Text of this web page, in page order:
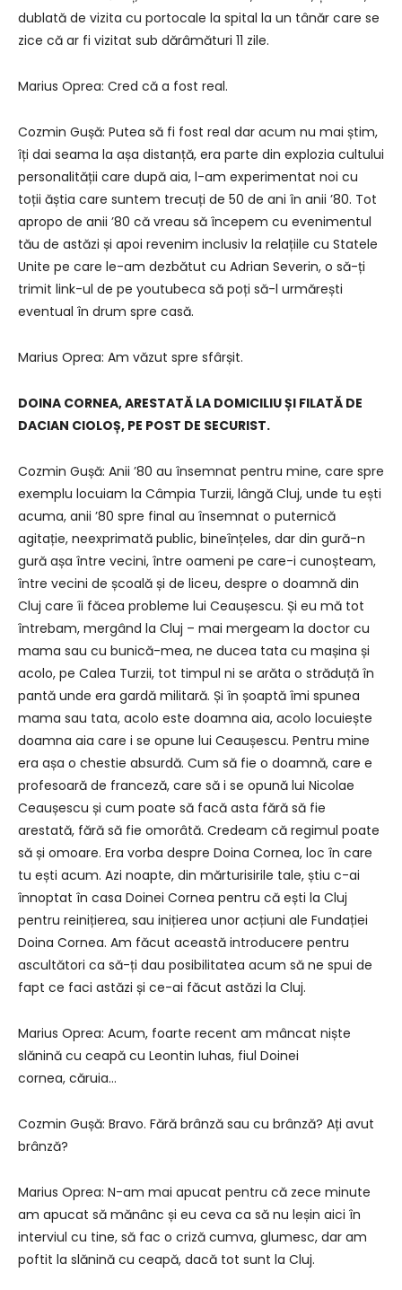
dublată de vizita cu portocale la spital la un tânăr care se
zice că ar fi vizitat sub dărâmături 11 zile.
Marius Oprea: Cred că a fost real.
Cozmin Gușă: Putea să fi fost real dar acum nu mai știm,
îți dai seama la așa distanță, era parte din explozia cultului
personalității care după aia, l-am experimentat noi cu
toții ăștia care suntem trecuți de 50 de ani în anii ʼ80. Tot
apropo de anii ʼ80 că vreau să începem cu evenimentul
tău de astăzi și apoi revenim inclusiv la relațiile cu Statele
Unite pe care le-am dezbătut cu Adrian Severin, o să-ți
trimit link-ul de pe youtubeca să poți să-l urmărești
eventual în drum spre casă.
Marius Oprea: Am văzut spre sfârșit.
DOINA CORNEA, ARESTATĂ LA DOMICILIU ȘI FILATĂ DE
DACIAN CIOLOȘ, PE POST DE SECURIST.
Cozmin Gușă: Anii ʼ80 au însemnat pentru mine, care spre
exemplu locuiam la Câmpia Turzii, lângă Cluj, unde tu ești
acuma, anii ʼ80 spre final au însemnat o puternică
agitație, neexprimată public, bineînțeles, dar din gură-n
gură așa între vecini, între oameni pe care-i cunoșteam,
între vecini de școală și de liceu, despre o doamnă din
Cluj care îi făcea probleme lui Ceaușescu. Și eu mă tot
întrebam, mergând la Cluj – mai mergeam la doctor cu
mama sau cu bunică-mea, ne ducea tata cu mașina și
acolo, pe Calea Turzii, tot timpul ni se arăta o străduță în
pantă unde era gardă militară. Și în șoaptă îmi spunea
mama sau tata, acolo este doamna aia, acolo locuiește
doamna aia care i se opune lui Ceaușescu. Pentru mine
era așa o chestie absurdă. Cum să fie o doamnă, care e
profesoară de franceză, care să i se opună lui Nicolae
Ceaușescu și cum poate să facă asta fără să fie
arestată, fără să fie omorâtă. Credeam că regimul poate
să și omoare. Era vorba despre Doina Cornea, loc în care
tu ești acum. Azi noapte, din mărturisirile tale, știu c-ai
înnoptat în casa Doinei Cornea pentru că ești la Cluj
pentru reinițierea, sau inițierea unor acțiuni ale Fundației
Doina Cornea. Am făcut această introducere pentru
ascultători ca să-ți dau posibilitatea acum să ne spui de
fapt ce faci astăzi și ce-ai făcut astăzi la Cluj.
Marius Oprea: Acum, foarte recent am mâncat niște
slănină cu ceapă cu Leontin Iuhas, fiul Doinei
cornea, căruia…
Cozmin Gușă: Bravo. Fără brânză sau cu brânză? Ați avut
brânză?
Marius Oprea: N-am mai apucat pentru că zece minute
am apucat să mănânc și eu ceva ca să nu leșin aici în
interviul cu tine, să fac o criză cumva, glumesc, dar am
poftit la slănină cu ceapă, dacă tot sunt la Cluj.